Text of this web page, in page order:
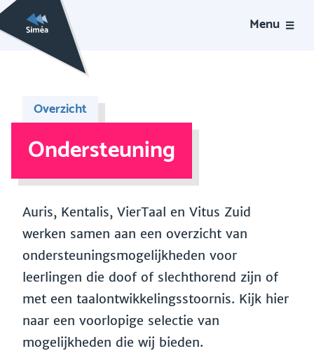
Menu
Overzicht
Ondersteuning
Auris, Kentalis, VierTaal en Vitus Zuid
werken samen aan een overzicht van
ondersteuningsmogelijkheden voor
leerlingen die doof of slechthorend zijn of
met een taalontwikkelingsstoornis. Kijk hier
naar een voorlopige selectie van
mogelijkheden die wij bieden.